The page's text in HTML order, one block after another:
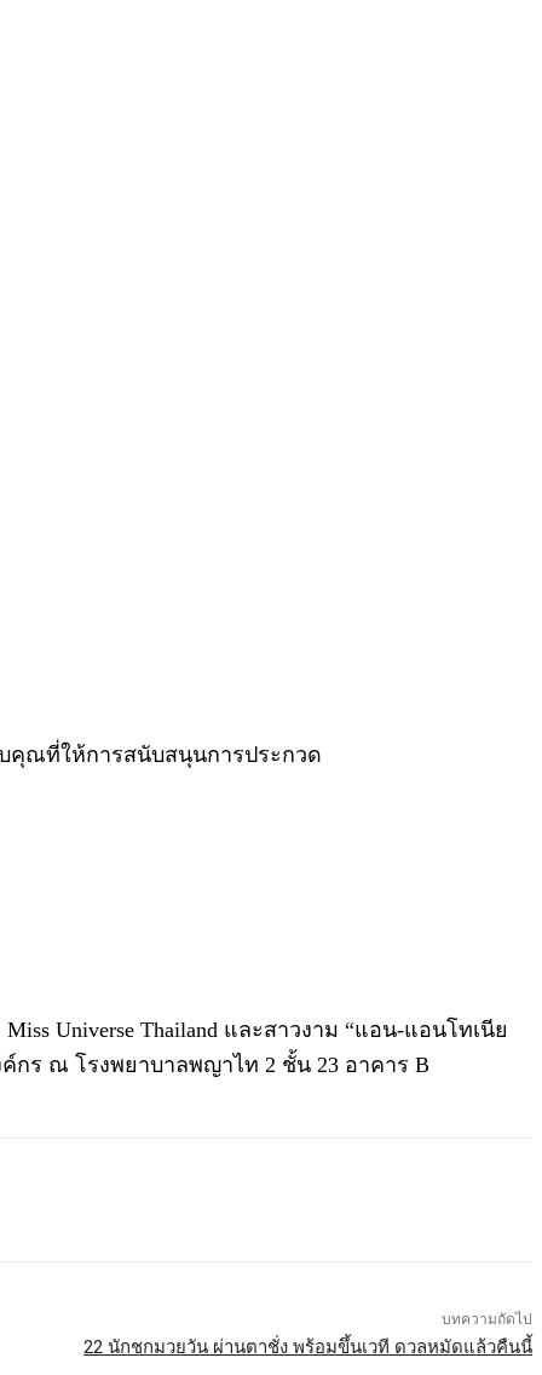
บคุณที่ให้การสนับสนุนการประกวด
Universe Thailand และสาวงาม “แอน-แอนโทเนีย
กร ณ โรงพยาบาลพญาไท 2 ชั้น 23 อาคาร B
บทความถัดไป
22 นักชกมวยวัน ผ่านตาชั่ง พร้อมขึ้นเวที ดวลหมัดแล้วคืนนี้